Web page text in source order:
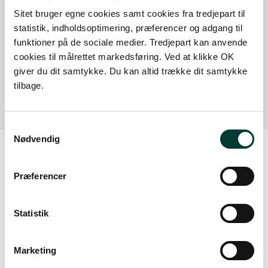
Sitet bruger egne cookies samt cookies fra tredjepart til
statistik, indholdsoptimering, præferencer og adgang til
funktioner på de sociale medier. Tredjepart kan anvende
cookies til målrettet markedsføring. Ved at klikke OK
giver du dit samtykke. Du kan altid trække dit samtykke
tilbage.
Nødvendig
Præferencer
Statistik
Marketing
Parkering ved Gammel Havn
Læs mere
Parkering ved Havnegade og Torvet
Læs mere
Vejrudsigt
Tors. 6.Aug
20°15°